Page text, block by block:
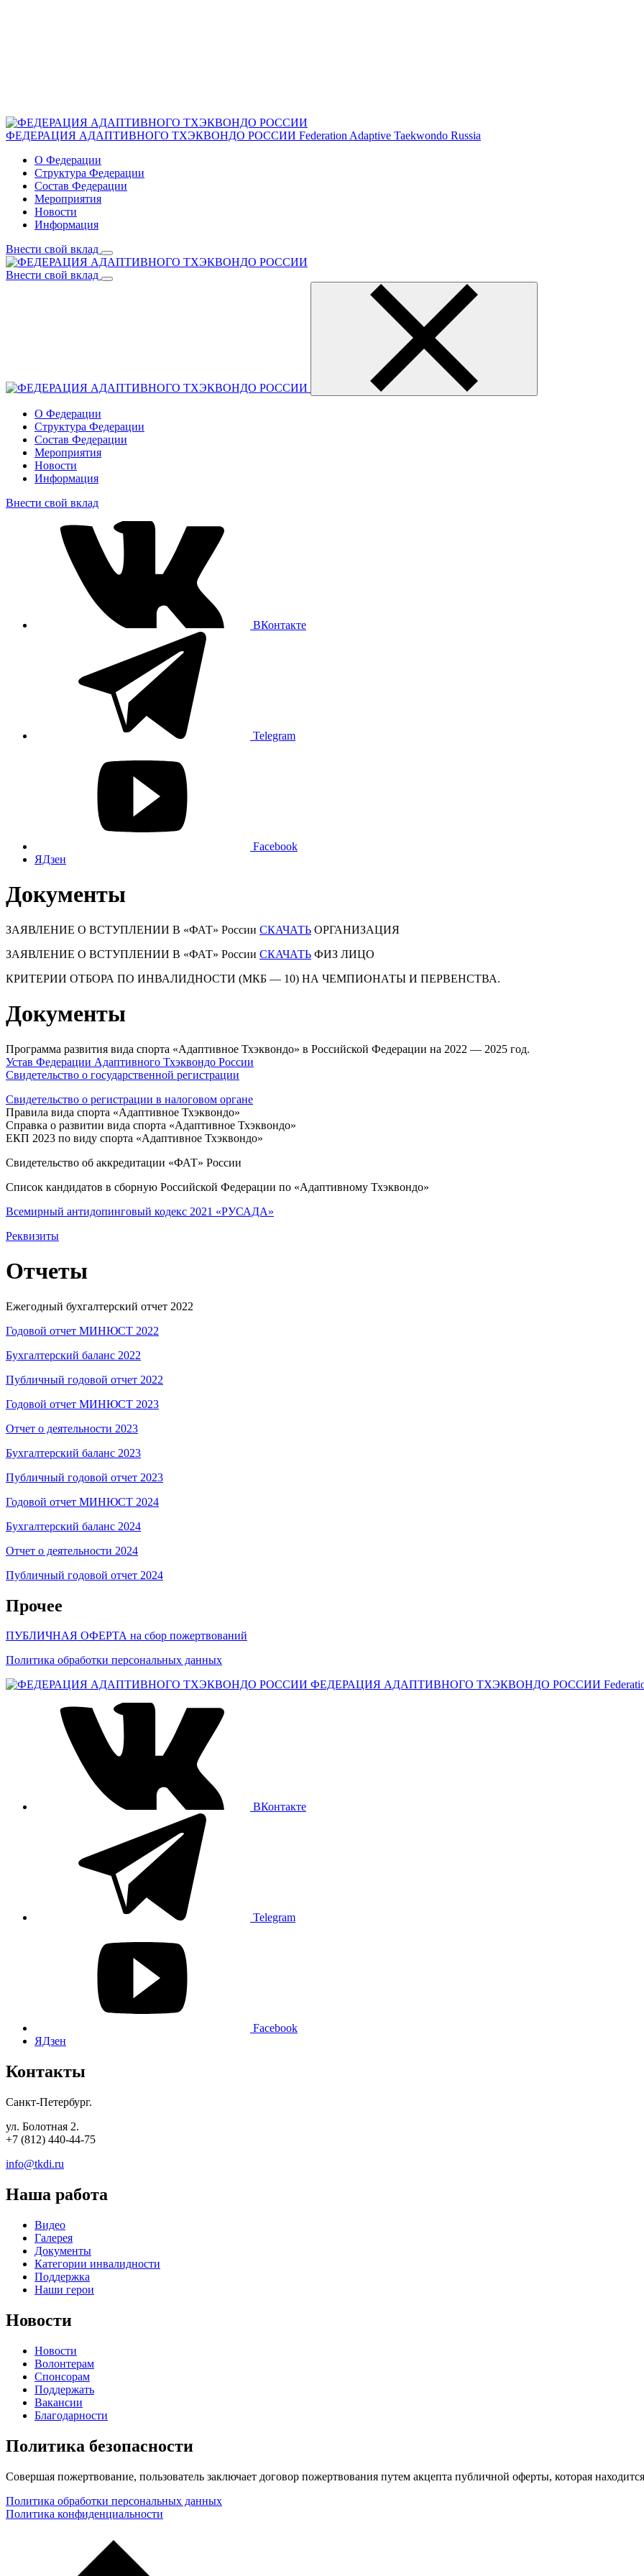
ФЕДЕРАЦИЯ АДАПТИВНОГО ТХЭКВОНДО РОССИИ Federation Adaptive Taekwondo Russia
О Федерации
Структура Федерации
Состав Федерации
Мероприятия
Новости
Информация
Внести свой вклад
Внести свой вклад
О Федерации
Структура Федерации
Состав Федерации
Мероприятия
Новости
Информация
Внести свой вклад
ВКонтакте
Telegram
Facebook
ЯДзен
Документы
ЗАЯВЛЕНИЕ О ВСТУПЛЕНИИ В «ФАТ» России СКАЧАТЬ ОРГАНИЗАЦИЯ
ЗАЯВЛЕНИЕ О ВСТУПЛЕНИИ В «ФАТ» России СКАЧАТЬ ФИЗ ЛИЦО
КРИТЕРИИ ОТБОРА ПО ИНВАЛИДНОСТИ (МКБ — 10) НА ЧЕМПИОНАТЫ И ПЕРВЕНСТВА.
Документы
Программа развития вида спорта «Адаптивное Тхэквондо» в Российской Федерации на 2022 — 2025 год.
Устав Федерации Адаптивного Тхэквондо России
Свидетельство о государственной регистрации
Свидетельство о регистрации в налоговом органе
Правила вида спорта «Адаптивное Тхэквондо»
Справка о развитии вида спорта «Адаптивное Тхэквондо»
ЕКП 2023 по виду спорта «Адаптивное Тхэквондо»
Свидетельство об аккредитации «ФАТ» России
Список кандидатов в сборную Российской Федерации по «Адаптивному Тхэквондо»
Всемирный антидопинговый кодекс 2021 «РУСАДА»
Реквизиты
Отчеты
Ежегодный бухгалтерский отчет 2022
Годовой отчет МИНЮСТ 2022
Бухгалтерский баланс 2022
Публичный годовой отчет 2022
Годовой отчет МИНЮСТ 2023
Отчет о деятельности 2023
Бухгалтерский баланс 2023
Публичный годовой отчет 2023
Годовой отчет МИНЮСТ 2024
Бухгалтерский баланс 2024
Отчет о деятельности 2024
Публичный годовой отчет 2024
Прочее
ПУБЛИЧНАЯ ОФЕРТА на сбор пожертвований
Политика обработки персональных данных
ФЕДЕРАЦИЯ АДАПТИВНОГО ТХЭКВОНДО РОССИИ
ВКонтакте
Telegram
Facebook
ЯДзен
Контакты
Санкт-Петербург.
ул. Болотная 2.
+7 (812) 440-44-75
info@tkdi.ru
Наша работа
Видео
Галерея
Документы
Категории инвалидности
Поддержка
Наши герои
Новости
Новости
Волонтерам
Спонсорам
Поддержать
Вакансии
Благодарности
Политика безопасности
Совершая пожертвование, пользователь заключает договор пожертвования путем акцепта публичной оферты, которая находится
Политика обработки персональных данных
Политика конфиденциальности